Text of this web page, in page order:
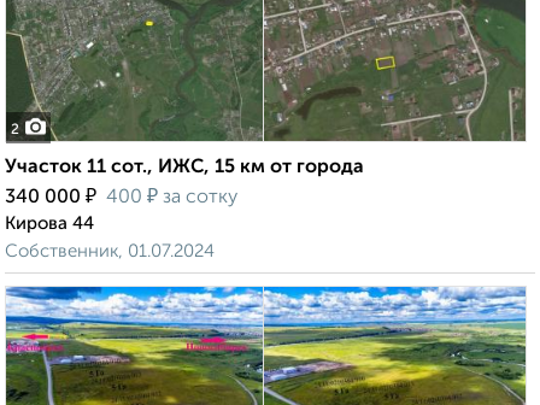
2
Участок 11 сот., ИЖС, 15 км от города
340 000 ₽ 400 ₽ за сотку
Кирова 44
Собственник, 01.07.2024